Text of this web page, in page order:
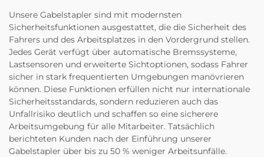
Unsere Gabelstapler sind mit modernsten
Sicherheitsfunktionen ausgestattet, die die Sicherheit des
Fahrers und des Arbeitsplatzes in den Vordergrund stellen.
Jedes Gerät verfügt über automatische Bremssysteme,
Lastsensoren und erweiterte Sichtoptionen, sodass Fahrer
sicher in stark frequentierten Umgebungen manövrieren
können. Diese Funktionen erfüllen nicht nur internationale
Sicherheitsstandards, sondern reduzieren auch das
Unfallrisiko deutlich und schaffen so eine sicherere
Arbeitsumgebung für alle Mitarbeiter. Tatsächlich
berichteten Kunden nach der Einführung unserer
Gabelstapler über bis zu 50 % weniger Arbeitsunfälle.